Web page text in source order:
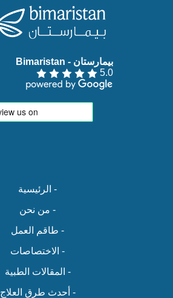
بيمارستان - Bimaristan‏
5.0
- الرئيسية
- من نحن
- طاقم العمل
- الاختصاصات
- المقالات الطبية
- أحدث طرق العلاج